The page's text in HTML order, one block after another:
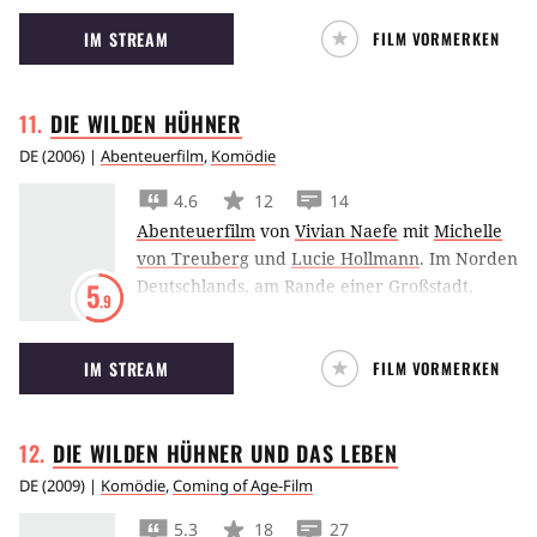
daraufhin eine mysteriöse Entdeckung.
IM STREAM FILM VORMERKEN
DIE WILDEN HÜHNER
DE(2006) | Abenteuerfilm, Komödie
5.9
4.6 12
14
Abenteuerfilm von Vivian Naefe mit Michelle
von Treuberg und Lucie Hollmann. Im Norden
Deutschlands, am Rande einer Großstadt,
zwischen 11 und 12 Jahren. Dicke
Freundinnen, unzertrennlich, wenn es darauf
ankommt und – wenn nötig – strenge
gehen in die fünfte Klasse, finden Robby
Williams, italienisches Essen,
IM STREAM FILM VORMERKEN
DIE WILDEN HÜHNER UND DAS LEBEN
DE(2009) | Komödie,Coming of Age-Film
5.3 18
27